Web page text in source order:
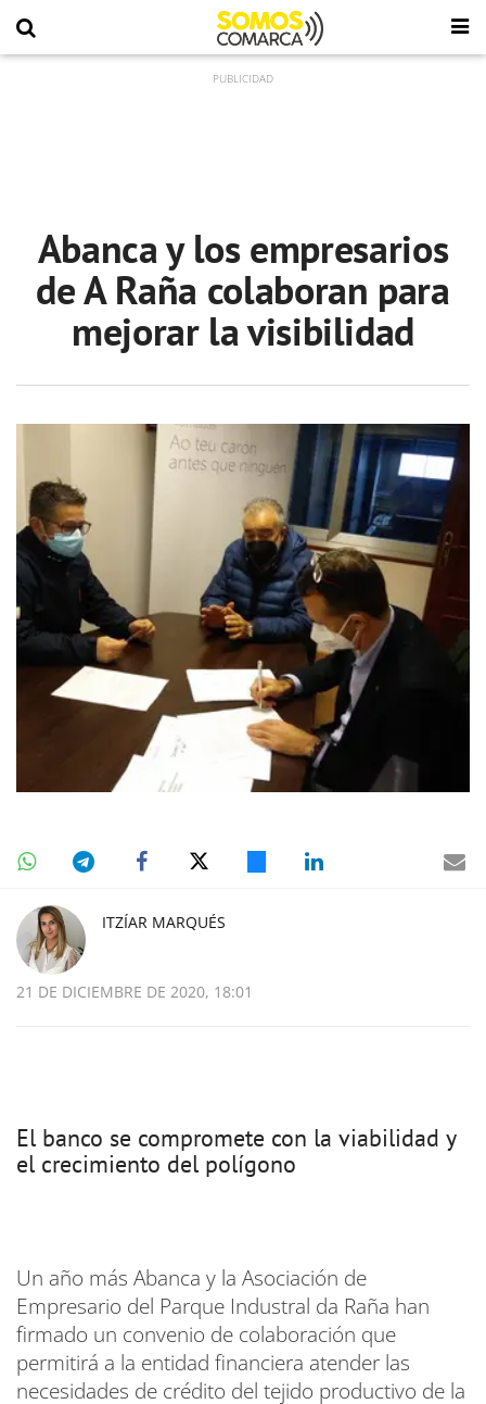
Abanca y los empresarios
de A Raña colaboran para
mejorar la visibilidad
ITZÍAR MARQUÉS
21 DE DICIEMBRE DE 2020, 18:01
El banco se compromete con la viabilidad y
el crecimiento del polígono
Un año más Abanca y la Asociación de
Empresario del Parque Industral da Raña han
firmado un convenio de colaboración que
permitirá a la entidad financiera atender las
necesidades de crédito del tejido productivo de la